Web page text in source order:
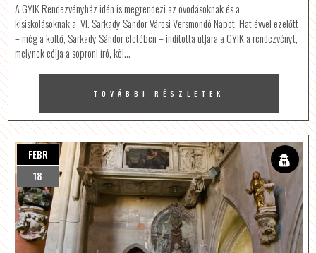
A GYIK Rendezvényház idén is megrendezi az óvodásoknak és a
kisiskolásoknak a VI. Sarkady Sándor Városi Versmondó Napot. Hat évvel ezelőtt
– még a költő, Sarkady Sándor életében – indította útjára a GYIK a rendezvényt,
melynek célja a soproni író, köl…
TOVÁBBI RÉSZLETEK
FEBR
18